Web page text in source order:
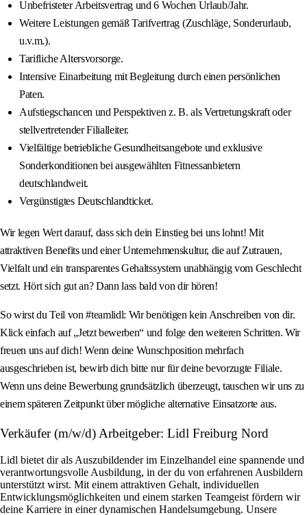
Unbefristeter Arbeitsvertrag und 6 Wochen Urlaub/Jahr.
Weitere Leistungen gemäß Tarifvertrag (Zuschläge, Sonderurlaub,
u.v.m.).
Tarifliche Altersvorsorge.
Intensive Einarbeitung mit Begleitung durch einen persönlichen
Paten.
Aufstiegschancen und Perspektiven z. B. als Vertretungskraft oder
stellvertretender Filialleiter.
Vielfältige betriebliche Gesundheitsangebote und exklusive
Sonderkonditionen bei ausgewählten Fitnessanbietern
deutschlandweit.
Vergünstigtes Deutschlandticket.
Wir legen Wert darauf, dass sich dein Einstieg bei uns lohnt! Mit
attraktiven Benefits und einer Unternehmenskultur, die auf Zutrauen,
Vielfalt und ein transparentes Gehaltssystem unabhängig vom Geschlecht
setzt. Hört sich gut an? Dann lass bald von dir hören!
So wirst du Teil von #teamlidl: Wir benötigen kein Anschreiben von dir.
Klick einfach auf „Jetzt bewerben“ und folge den weiteren Schritten. Wir
freuen uns auf dich! Wenn deine Wunschposition mehrfach
ausgeschrieben ist, bewirb dich bitte nur für deine bevorzugte Filiale.
Wenn uns deine Bewerbung grundsätzlich überzeugt, tauschen wir uns zu
einem späteren Zeitpunkt über mögliche alternative Einsatzorte aus.
Verkäufer (m/w/d) Arbeitgeber: Lidl Freiburg Nord
Lidl bietet dir als Auszubildender im Einzelhandel eine spannende und
verantwortungsvolle Ausbildung, in der du von erfahrenen Ausbildern
unterstützt wirst. Mit einem attraktiven Gehalt, individuellen
Entwicklungsmöglichkeiten und einem starken Teamgeist fördern wir
deine Karriere in einer dynamischen Handelsumgebung. Unsere